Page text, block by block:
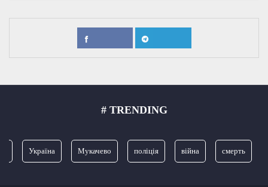
# TRENDING
Україна Мукачево поліція війна смерть